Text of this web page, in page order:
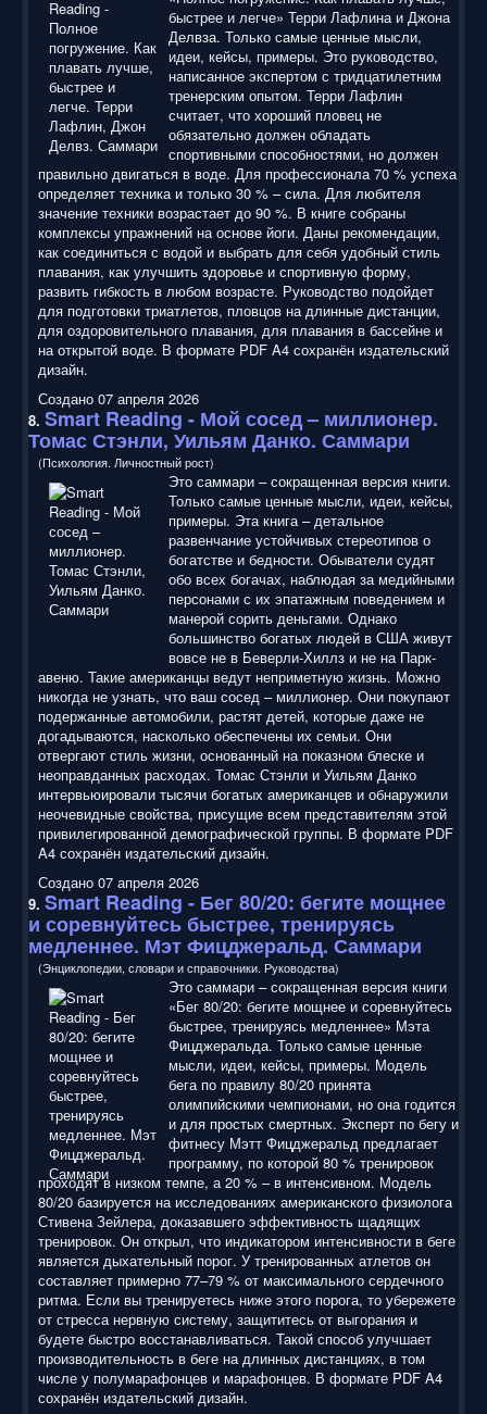
быстрее и легче» Терри Лафлина и Джона
Делвза. Только самые ценные мысли,
идеи, кейсы, примеры. Это руководство,
написанное экспертом с тридцатилетним
тренерским опытом. Терри Лафлин
считает, что хороший пловец не
обязательно должен обладать
спортивными способностями, но должен
правильно двигаться в воде. Для профессионала 70 % успеха
определяет техника и только 30 % – сила. Для любителя
значение техники возрастает до 90 %. В книге собраны
комплексы упражнений на основе йоги. Даны рекомендации,
как соединиться с водой и выбрать для себя удобный стиль
плавания, как улучшить здоровье и спортивную форму,
развить гибкость в любом возрасте. Руководство подойдет
для подготовки триатлетов, пловцов на длинные дистанции,
для оздоровительного плавания, для плавания в бассейне и
на открытой воде. В формате PDF A4 сохранён издательский
дизайн.
Создано 07 апреля 2026
8. Smart Reading - Мой сосед – миллионер.
Томас Стэнли, Уильям Данко. Саммари
(Психология. Личностный рост)
Это саммари – сокращенная версия книги.
Только самые ценные мысли, идеи, кейсы,
примеры. Эта книга – детальное
развенчание устойчивых стереотипов о
богатстве и бедности. Обыватели судят
обо всех богачах, наблюдая за медийными
персонами с их эпатажным поведением и
манерой сорить деньгами. Однако
большинство богатых людей в США живут
вовсе не в Беверли-Хиллз и не на Парк-
авеню. Такие американцы ведут неприметную жизнь. Можно
никогда не узнать, что ваш сосед – миллионер. Они покупают
подержанные автомобили, растят детей, которые даже не
догадываются, насколько обеспечены их семьи. Они
отвергают стиль жизни, основанный на показном блеске и
неоправданных расходах. Томас Стэнли и Уильям Данко
интервьюировали тысячи богатых американцев и обнаружили
неочевидные свойства, присущие всем представителям этой
привилегированной демографической группы. В формате PDF
A4 сохранён издательский дизайн.
Создано 07 апреля 2026
9. Smart Reading - Бег 80/20: бегите мощнее
и соревнуйтесь быстрее, тренируясь
медленнее. Мэт Фицджеральд. Саммари
(Энциклопедии, словари и справочники. Руководства)
Это саммари – сокращенная версия книги
«Бег 80/20: бегите мощнее и соревнуйтесь
быстрее, тренируясь медленнее» Мэта
Фицджеральда. Только самые ценные
мысли, идеи, кейсы, примеры. Модель
бега по правилу 80/20 принята
олимпийскими чемпионами, но она годится
и для простых смертных. Эксперт по бегу и
фитнесу Мэтт Фицджеральд предлагает
программу, по которой 80 % тренировок
проходят в низком темпе, а 20 % – в интенсивном. Модель
80/20 базируется на исследованиях американского физиолога
Стивена Зейлера, доказавшего эффективность щадящих
тренировок. Он открыл, что индикатором интенсивности в беге
является дыхательный порог. У тренированных атлетов он
составляет примерно 77–79 % от максимального сердечного
ритма. Если вы тренируетесь ниже этого порога, то убережете
от стресса нервную систему, защититесь от выгорания и
будете быстро восстанавливаться. Такой способ улучшает
производительность в беге на длинных дистанциях, в том
числе у полумарафонцев и марафонцев. В формате PDF A4
сохранён издательский дизайн.